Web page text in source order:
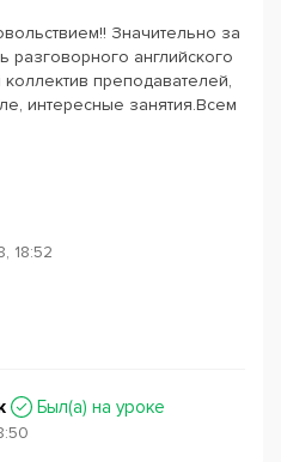
Значительно за
разговорного английского
преподавателей,
интересные занятия.Всем
18:52
Был(a) на уроке